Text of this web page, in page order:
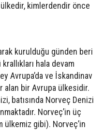
ülkedir, kimlerdendir önce
kurulduğu günden beri
hala devam
Avrupa’da ve İskandinav
alan bir Avrupa ülkesidir.
batısında Norveç Denizi
Norveç’in üç
gibi). Norveç’in